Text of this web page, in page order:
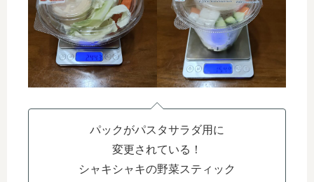
パックがパスタサラダ用に
変更されている！
シャキシャキの野菜スティック